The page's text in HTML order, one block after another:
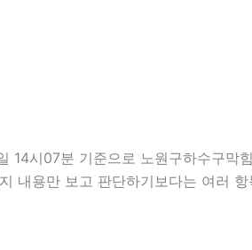
시07분 기준으로 노원구하수구막
내용만 보고 판단하기보다는 여러